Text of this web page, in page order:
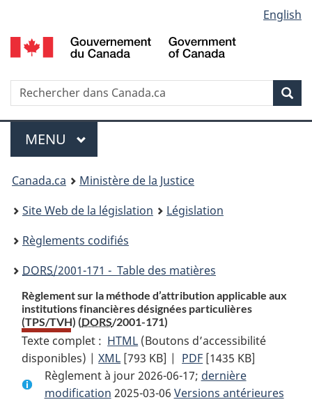
au
contenu
propos
de
la
HTML
simplifiée
selection
English
Recherche
Menu
MENU PRINCIPAL
You
are
here:
Canada.ca
Ministère de la Justice
Site Web de la législation
Législation
Règlements codifiés
DORS/2001-171 - Table des matières
Règlement sur la méthode d’attribution applicable aux
institutions financières désignées particulières
(TPS/TVH) (DORS/2001-171)
Texte complet : HTML Texte
complet
:
Règlement
(Boutons d’accessibilité
disponibles) |XML Texte
complet
:
[793 KB] | PDF Texte
complet
:
[1435 KB]
Règlement à jour 2026-06-17; dernière
modification 2025-03-06 Versions antérieures